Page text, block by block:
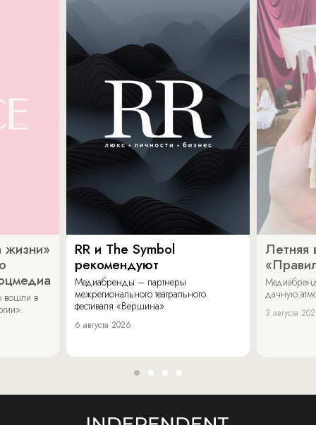
жизни»
вошли в
RR и The Symbol
рекомендуют
Медиабренды – партнеры
межрегионального театрального
фестиваля «Вершина».
6 августа 2026
Летняя
дачную
3 августа